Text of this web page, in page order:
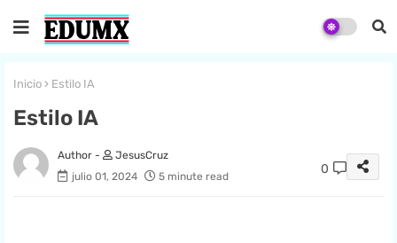
Inicio Estilo IA
Estilo IA
JesusCruz
julio 01, 2024
5 minute read
0